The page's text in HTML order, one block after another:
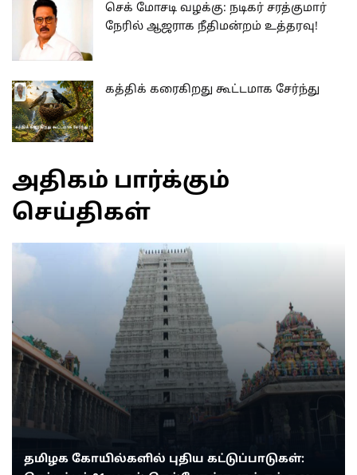
செக் மோசடி வழக்கு: நடிகர் சரத்குமார்
நேரில் ஆஜராக நீதிமன்றம் உத்தரவு!
கத்திக் கரைகிறது கூட்டமாக சேர்ந்து
அதிகம் பார்க்கும்
செய்திகள்
தமிழக கோயில்களில் புதிய கட்டுப்பாடுகள்: